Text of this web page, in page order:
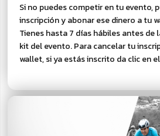
Si no puedes competir en tu evento,
inscripción y abonar ese dinero a tu
Tienes hasta 7 días hábiles antes de
kit del evento. Para cancelar tu
wallet, si ya estás inscrito da clic en